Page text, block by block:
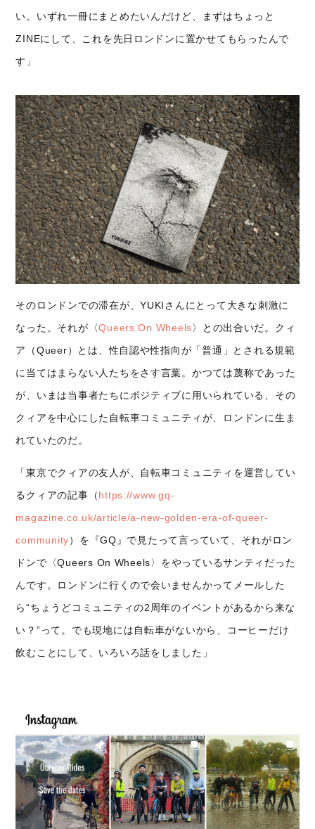
い。いずれ一冊にまとめたいんだけど、まずはちょっと
ZINEにして、これを先日ロンドンに置かせてもらったんで
す」
そのロンドンでの滞在が、YUKIさんにとって大きな刺激に
なった。それが〈Queers On Wheels〉との出合いだ。クィ
ア（Queer）とは、性自認や性指向が「普通」とされる規範
に当てはまらない人たちをさす言葉。かつては蔑称であった
が、いまは当事者たちにポジティブに用いられている、その
クィアを中心にした自転車コミュニティが、ロンドンに生ま
れていたのだ。
「東京でクィアの友人が、自転車コミュニティを運営してい
るクィアの記事（https://www.gq-
magazine.co.uk/article/a-new-golden-era-of-queer-
community）を『GQ』で見たって言っていて、それがロン
ドンで〈Queers On Wheels〉をやっているサンティだった
んです。ロンドンに行くので会いませんかってメールした
ら“ちょうどコミュニティの2周年のイベントがあるから来な
い？”って。でも現地には自転車がないから、コーヒーだけ
飲むことにして、いろいろ話をしました」